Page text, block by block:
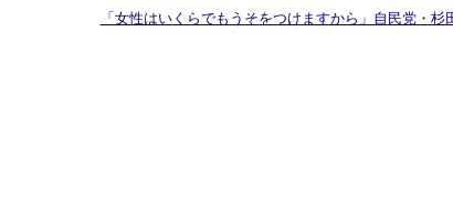
「女性はいくらでもうそをつけますから」自民党・